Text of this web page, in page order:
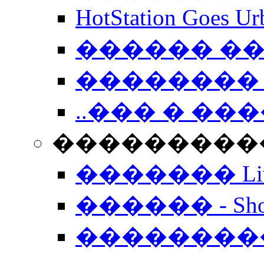
HotStation
������
��������
..��� �
����������
�������
������ -